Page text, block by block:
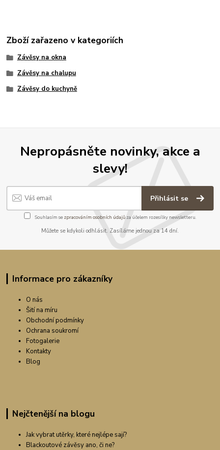
Zboží zařazeno v kategoriích
Závěsy na okna
Závěsy na chalupu
Závěsy do kuchyně
Nepropásněte novinky, akce a
slevy!
Přihlásit se
Souhlasím se zpracováním osobních údajůza účelem rozesílky newsletteru.
Můžete se kdykoli odhlásit. Zasíláme jednou za 14 dní.
Informace pro zákazníky
O nás
Šití na míru
Obchodní podmínky
Ochrana soukromí
Fotogalerie
Kontakty
Blog
Nejčtenější na blogu
Jak vybrat utěrky, které nejlépe sají?
Blackoutové závěsy ano, či ne?